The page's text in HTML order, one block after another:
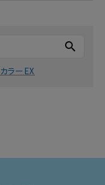
search
カラーEX